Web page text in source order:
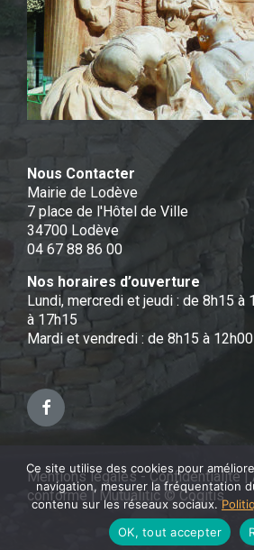
Nous Contacter
Mairie de Lodève
7 place de l'Hôtel de Ville
34700 Lodève
04 67 88 86 00
Nos horaires d’ouverture
Lundi, mercredi et jeudi : de 8h15 à
à 17h15
Mardi et vendredi : de 8h15 à
Facebook
Mentions légales - Confidentialité|
conforme| Mutualitic © Cogitis
Ce site utilise des cookies pour
navigation, mesurer la fréquentation
contenu sur les réseaux sociaux.
OK, tout accepter